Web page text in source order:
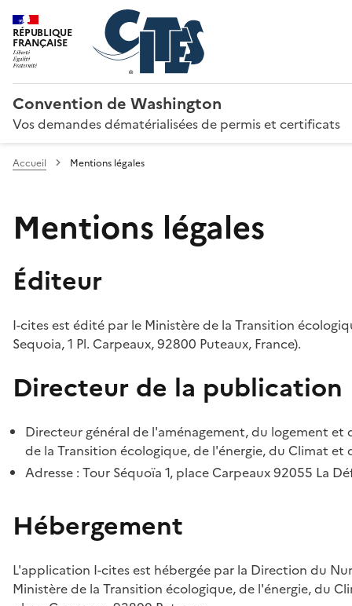
RÉPUBLIQUE
FRANÇAISE
Convention de Washington
Vos demandes dématérialisées de permis et certificats
Accueil Mentions légales
Mentions légales
Éditeur
I-cites est édité par le Ministère de la Transition
Sequoia, 1 Pl. Carpeaux, 92800 Puteaux, France).
Directeur de la publication
Directeur général de l'aménagement, du logement
de la Transition écologique, de l'énergie, du Climat et
Adresse : Tour Séquoïa 1, place Carpeaux 92055 La
Hébergement
L'application I-cites est hébergée par la Direction du
Ministère de la Transition écologique, de l'énergie, du